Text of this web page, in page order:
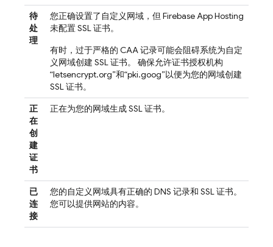
待
处
理
您正确设置了自定义网域，但 Firebase App Hosting
未配置 SSL 证书。
有时，过于严格的 CAA 记录可能会阻碍系统为自定
义网域创建 SSL 证书。 确保允许证书授权机构
“letsencrypt.org”和“pki.goog”以便为您的网域创建
SSL 证书。
正
在
创
建
证
书
正在为您的网域生成 SSL 证书。
已
连
接
您的自定义网域具有正确的 DNS 记录和 SSL 证书。
您可以提供网站的内容。